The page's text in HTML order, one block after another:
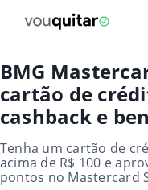
BMG
cartão de
cashback e
Tenha um cartão de
acima de R$ 100 e
pontos no Mastercard